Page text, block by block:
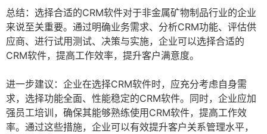
总结：选择合适的CRM软件对于非金属矿物制品行业的企业
来说至关重要。通过明确业务需求、分析CRM功能、评估供
应商、进行试用测试、决策与实施，企业可以选择合适的
CRM软件，提高工作效率，提升客户满意度。
进一步建议：企业在选择CRM软件时，应充分考虑自身需
求，选择功能全面、性能稳定的CRM软件。同时，企业应加
强员工培训，确保其能够熟练使用CRM软件，提高工作效
率。通过这些措施，企业可以有效提升客户关系管理水平，